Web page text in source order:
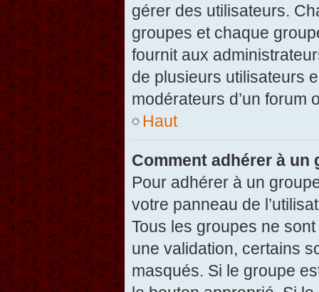
gérer des utilisateurs.
groupes et chaque
fournit aux
de plusieurs utilisateurs
modérateurs d’un forum
Haut
Comment adhérer à un
Pour adhérer à un
votre panneau de
Tous les groupes ne
une validation, certains
masqués. Si le groupe